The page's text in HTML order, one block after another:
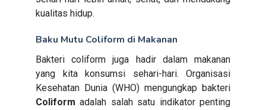
kualitas hidup.
Baku Mutu Coliform di Makanan
Bakteri coliform juga hadir dalam makanan
yang kita konsumsi sehari-hari. Organisasi
Kesehatan Dunia (WHO) mengungkap bakteri
Coliform adalah salah satu indikator penting